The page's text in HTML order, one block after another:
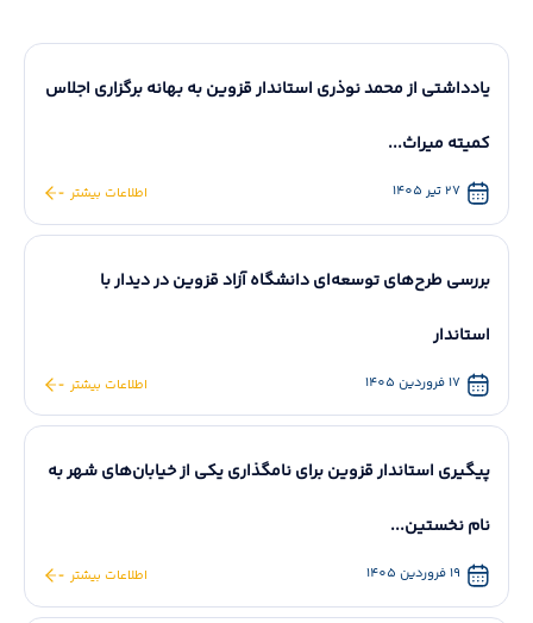
یادداشتی از محمد نوذری استاندار قزوین به بهانه برگزاری اجلاس
کمیته میراث...
27 تیر 1405 اطلاعات بیشتر
بررسی طرح‌های توسعه‌ای دانشگاه آزاد قزوین در دیدار با
استاندار
17 فروردین 1405 اطلاعات بیشتر
پیگیری استاندار قزوین برای نامگذاری یکی از خیابان‌های شهر به
نام نخستین...
19 فروردین 1405 اطلاعات بیشتر